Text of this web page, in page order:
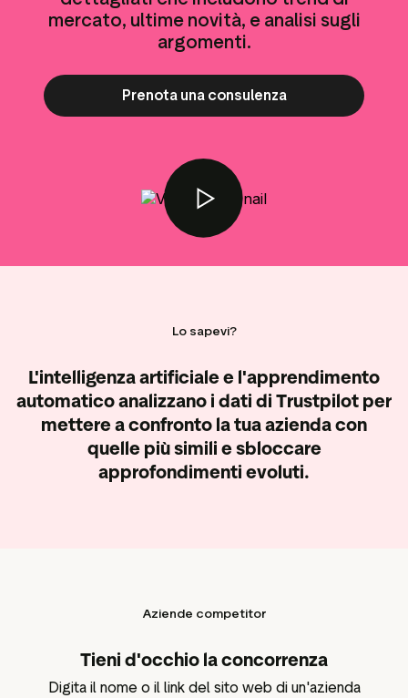
Approfondimenti sulle
recensioni
Tag delle recensioni
Dati dei visitatori
mercato, ultime novità, e analisi sugli
argomenti.
Prenota una consulenza
Lo sapevi?
L'intelligenza artificiale e l'apprendimento
automatico analizzano i dati di Trustpilot per
mettere a confronto la tua azienda con
quelle più simili e sbloccare
approfondimenti evoluti.
Aziende competitor
Tieni d'occhio la concorrenza
Digita il nome o il link del sito web di un'azienda